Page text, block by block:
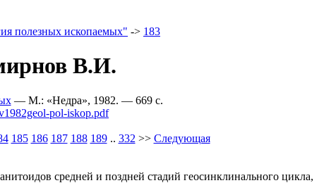
полезных ископаемых" -> 183
В.И.
— M.: «Недра», 1982. — 669 c.
pol-iskop.pdf
185 186 187 188 189.. 332 >> Следующая
средней и поздней стадий геосинклинального цикла,